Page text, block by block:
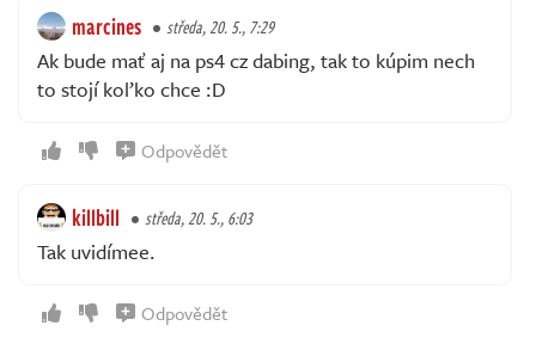
marcines středa, 20. 5., 7:29
Ak bude mať aj na ps4 cz dabing, tak to kúpim nech
to stojí koľko chce :D
Odpovědět
killbill středa, 20. 5., 6:03
Tak uvidímee.
Odpovědět